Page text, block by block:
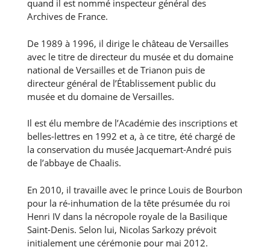
quand il est nommé inspecteur général des
Archives de France.
De 1989 à 1996, il dirige le château de Versailles
avec le titre de directeur du musée et du domaine
national de Versailles et de Trianon puis de
directeur général de l’Établissement public du
musée et du domaine de Versailles.
Il est élu membre de l’Académie des inscriptions et
belles-lettres en 1992 et a, à ce titre, été chargé de
la conservation du musée Jacquemart-André puis
de l’abbaye de Chaalis.
En 2010, il travaille avec le prince Louis de Bourbon
pour la ré-inhumation de la tête présumée du roi
Henri IV dans la nécropole royale de la Basilique
Saint-Denis. Selon lui, Nicolas Sarkozy prévoit
initialement une cérémonie pour mai 2012.